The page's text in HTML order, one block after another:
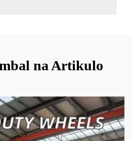
na Artikulo